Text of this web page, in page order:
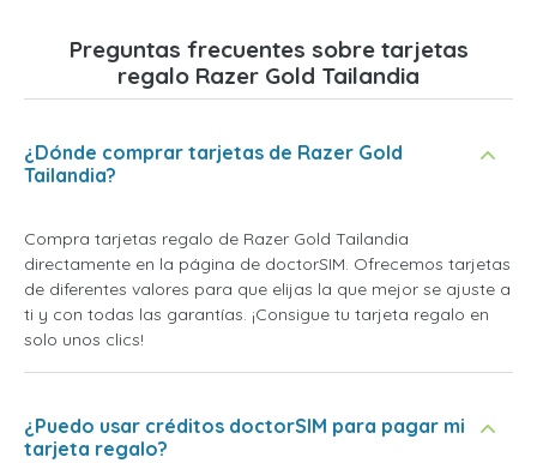
Preguntas frecuentes sobre tarjetas
regalo Razer Gold Tailandia
¿Dónde comprar tarjetas de Razer Gold
Tailandia?
Compra tarjetas regalo de Razer Gold Tailandia
directamente en la página de doctorSIM. Ofrecemos tarjetas
de diferentes valores para que elijas la que mejor se ajuste a
ti y con todas las garantías. ¡Consigue tu tarjeta regalo en
solo unos clics!
¿Puedo usar créditos doctorSIM para pagar mi
tarjeta regalo?